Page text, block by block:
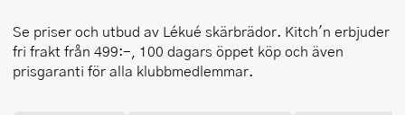
Se priser och utbud av Lékué skärbrädor. Kitch'n erbjuder
fri frakt från 499:-, 100 dagars öppet köp och även
prisgaranti för alla klubbmedlemmar.